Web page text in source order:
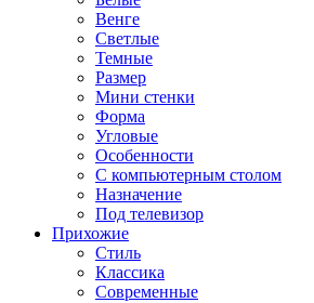
Венге
Светлые
Темные
Размер
Мини стенки
Форма
Угловые
Особенности
С компьютерным столом
Назначение
Под телевизор
Прихожие
Стиль
Классика
Современные